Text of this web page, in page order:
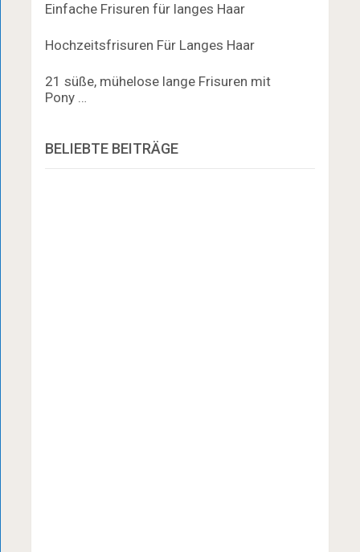
Einfache Frisuren für langes Haar
Hochzeitsfrisuren Für Langes Haar
21 süße, mühelose lange Frisuren mit
Pony …
BELIEBTE BEITRÄGE